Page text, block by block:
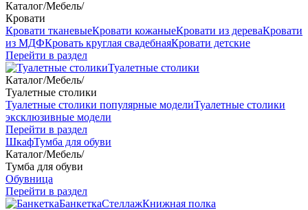
Каталог/Мебель/
Кровати
Кровати тканевыеКровати кожаныеКровати из дереваКровати
из МДФКровать круглая свадебнаяКровати детские
Перейти в раздел
Туалетные столики
Каталог/Мебель/
Туалетные столики
Туалетные столики популярные моделиТуалетные столики
эксклюзивные модели
Перейти в раздел
ШкафТумба для обуви
Каталог/Мебель/
Тумба для обуви
Обувница
Перейти в раздел
БанкеткаСтеллажКнижная полка